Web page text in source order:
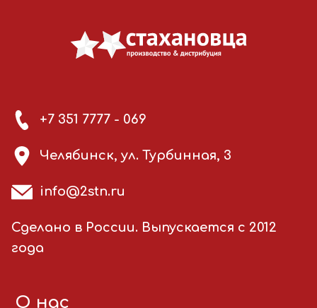
+7 351 7777 - 069
Челябинск, ул. Турбинная, 3
info@2stn.ru
Сделано в России. Выпускается с 2012
года
О нас